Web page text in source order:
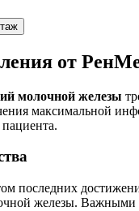
от
молочной железы
максимальной
последних
железы. Важными